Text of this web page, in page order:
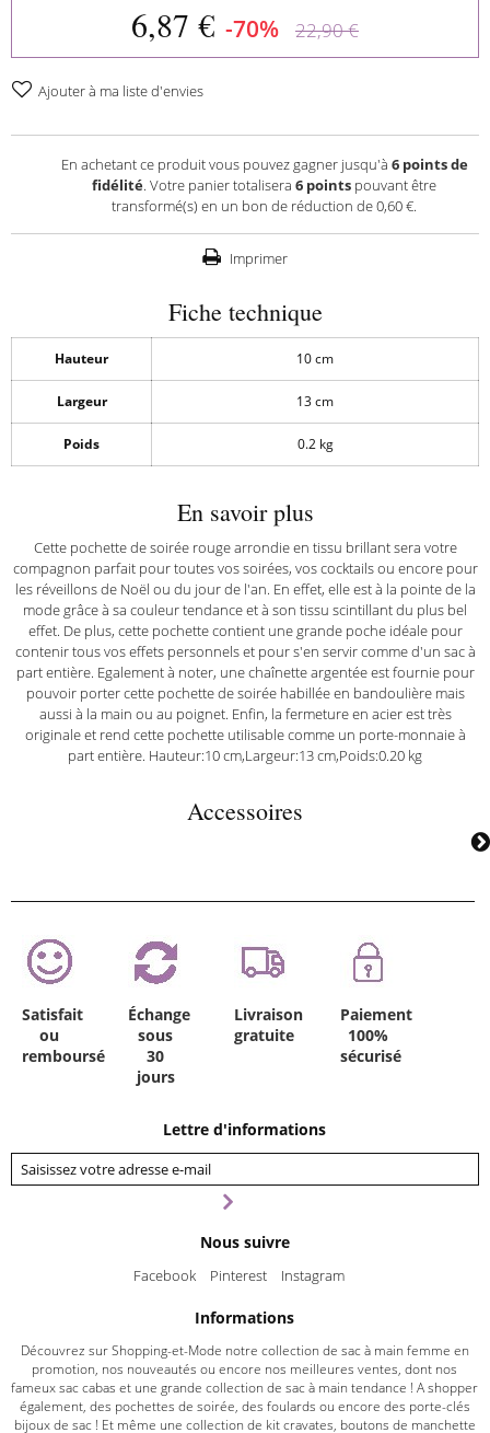
6,87 € -70% 22,90 €
Ajouter à ma liste d'envies
En achetant ce produit vous pouvez gagner jusqu'à 6points de
fidélité. Votre panier totalisera 6 points pouvant être
transformé(s) en un bon de réduction de0,60 €.
Imprimer
Fiche technique
Hauteur 10 cm
Largeur 13 cm
Poids 0.2 kg
En savoir plus
Cette pochette de soirée rouge arrondie en tissu brillant sera votre
compagnon parfait pour toutes vos soirées, vos cocktails ou encore pour
les réveillons de Noël ou du jour de l'an. En effet, elle est à la pointe de la
mode grâce à sa couleur tendance et à son tissu scintillant du plus bel
effet. De plus, cette pochette contient une grande poche idéale pour
contenir tous vos effets personnels et pour s'en servir comme d'un sac à
part entière. Egalement à noter, une chaînette argentée est fournie pour
pouvoir porter cette pochette de soirée habillée en bandoulière mais
aussi à la main ou au poignet. Enfin, la fermeture en acier est très
originale et rend cette pochette utilisable comme un porte-monnaie à
part entière. Hauteur:10 cm,Largeur:13 cm,Poids:0.20 kg
Accessoires
Satisfait
ou
remboursé
Échange
sous
30
jours
Livraison
gratuite
Paiement
100%
sécurisé
Lettre d'informations
Nous suivre
Facebook Pinterest Instagram
Informations
Découvrez sur Shopping-et-Mode notre collection de sac à main femme en
promotion, nos nouveautés ou encore nos meilleures ventes, dont nos
fameux sac cabas et une grande collection de sac à main tendance ! A shopper
également, des pochettes de soirée, des foulards ou encore des porte-clés
bijoux de sac ! Et même une collection de kit cravates, boutons de manchette